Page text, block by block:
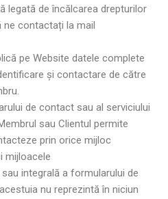
legată de încălcarea drepturilor
ne contactați la mail
pe Website datele complete
și contactare de către
de contact sau al serviciului
sau Clientul permite
prin orice mijloc
mijloacele
integrală a formularului de
nu reprezintă în niciun